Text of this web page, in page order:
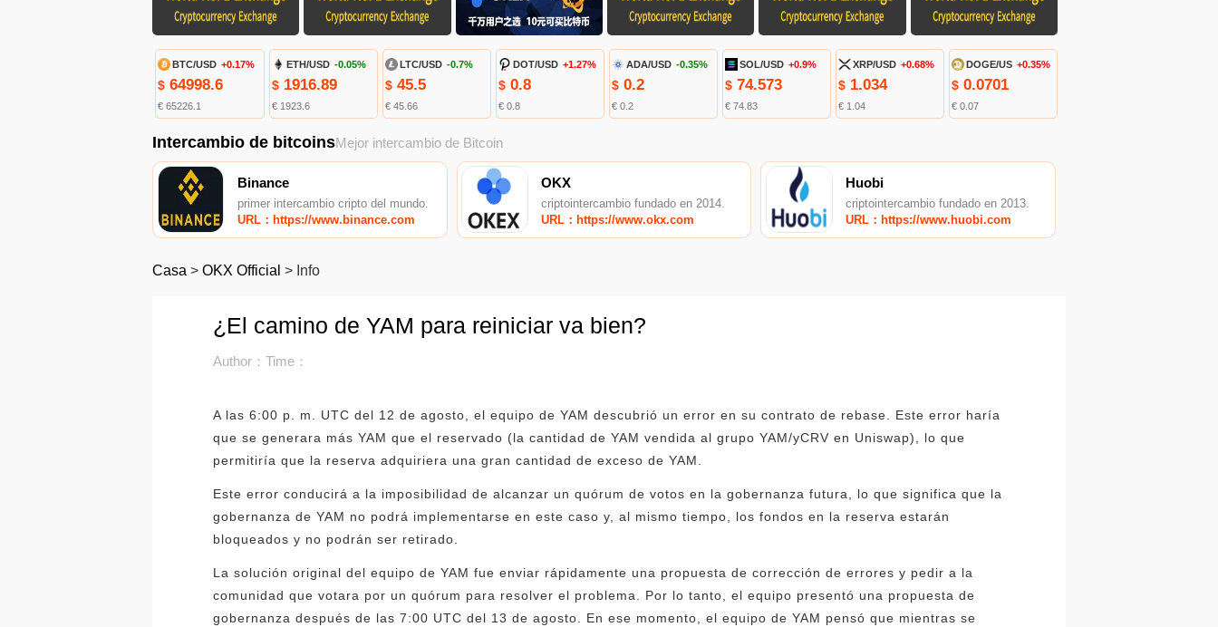
BTC/USD +0.17%
$ 64998.6
€ 65226.1
ETH/USD -0.05%
$1916.89
€ 1923.6
LTC/USD -0.7%
$45.5
€ 45.66
DOT/USD +1.27%
$0.8
€ 0.8
ADA/USD -0.35%
$0.2
€ 0.2
SOL/USD +0.9%
$ 74.573
€ 74.83
XRP/USD +0.68%
$ 1.034
€ 1.04
DOGE/US +0.35%
$ 0.0701
€ 0.07
Intercambio de bitcoinsMejor intercambio de Bitcoin
Binance
primer intercambio cripto del mundo.
URL：https://www.binance.com
OKX
criptointercambio fundado en 2014.
URL：https://www.okx.com
Huobi
criptointercambio fundado en 2013.
URL：https://www.huobi.com
Casa > OKX Official > Info
¿El camino de YAM para reiniciar va bien?
Author：Time：
A las 6:00 p. m. UTC del 12 de agosto, el equipo de YAM descubrió un error en su contrato de rebase. Este error haría
que se generara más YAM que el reservado (la cantidad de YAM vendida al grupo YAM/yCRV en Uniswap), lo que
permitiría que la reserva adquiriera una gran cantidad de exceso de YAM.
Este error conducirá a la imposibilidad de alcanzar un quórum de votos en la gobernanza futura, lo que significa que la
gobernanza de YAM no podrá implementarse en este caso y, al mismo tiempo, los fondos en la reserva estarán
bloqueados y no podrán ser retirado.
La solución original del equipo de YAM fue enviar rápidamente una propuesta de corrección de errores y pedir a la
comunidad que votara por un quórum para resolver el problema. Por lo tanto, el equipo presentó una propuesta de
gobernanza después de las 7:00 UTC del 13 de agosto. En ese momento, el equipo de YAM pensó que mientras se